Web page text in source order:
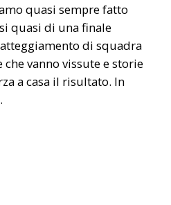
quasi sempre fatto
quasi di una finale
di squadra
vanno vissute e storie
a casa il risultato. In